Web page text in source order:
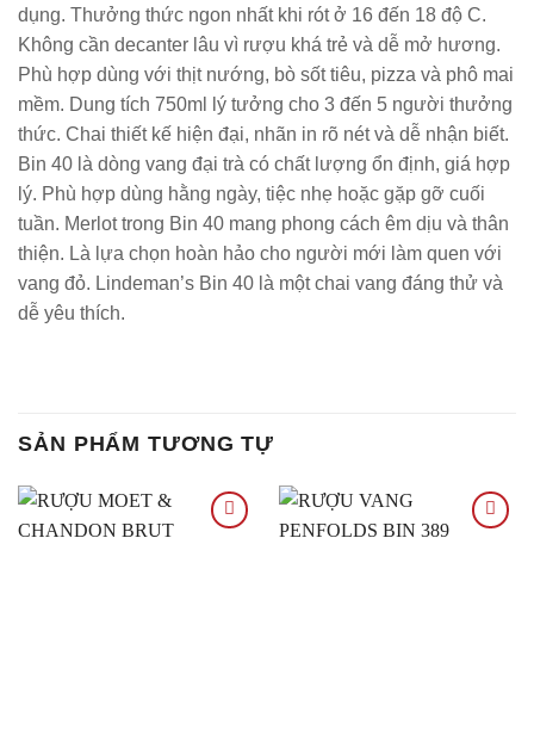
dụng. Thưởng thức ngon nhất khi rót ở 16 đến 18 độ C.
Không cần decanter lâu vì rượu khá trẻ và dễ mở hương.
Phù hợp dùng với thịt nướng, bò sốt tiêu, pizza và phô mai
mềm. Dung tích 750ml lý tưởng cho 3 đến 5 người thưởng
thức. Chai thiết kế hiện đại, nhãn in rõ nét và dễ nhận biết.
Bin 40 là dòng vang đại trà có chất lượng ổn định, giá hợp
lý. Phù hợp dùng hằng ngày, tiệc nhẹ hoặc gặp gỡ cuối
tuần. Merlot trong Bin 40 mang phong cách êm dịu và thân
thiện. Là lựa chọn hoàn hảo cho người mới làm quen với
vang đỏ. Lindeman’s Bin 40 là một chai vang đáng thử và
dễ yêu thích.
SẢN PHẨM TƯƠNG TỰ